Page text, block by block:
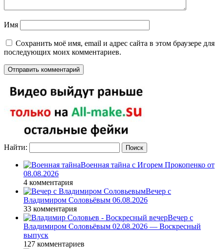
Имя
Сохранить моё имя, email и адрес сайта в этом браузере для
последующих моих комментариев.
Найти:
Военная тайна с Игорем Прокопенко от
08.08.2026
4 комментария
Вечер с
Владимиром Соловьёвым 06.08.2026
33 комментария
Вечер с
Владимиром Соловьёвым 02.08.2026 — Воскресный
выпуск
127 комментариев